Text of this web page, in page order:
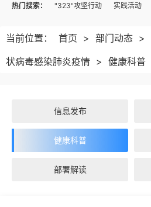
热门搜索： "323"攻坚行动 实践活动
当前位置： 首页 > 部门动态 >
状病毒感染肺炎疫情 > 健康科普
信息发布
健康科普
部署解读